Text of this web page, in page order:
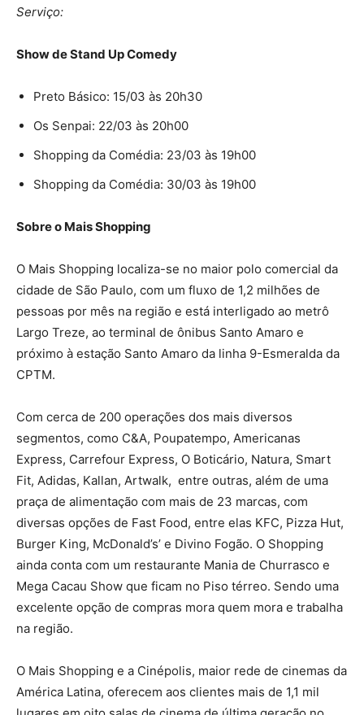
Serviço:
Show de Stand Up Comedy
Preto Básico: 15/03 às 20h30
Os Senpai: 22/03 às 20h00
Shopping da Comédia: 23/03 às 19h00
Shopping da Comédia: 30/03 às 19h00
Sobre o Mais Shopping
O Mais Shopping localiza-se no maior polo comercial da
cidade de São Paulo, com um fluxo de 1,2 milhões de
pessoas por mês na região e está interligado ao metrô
Largo Treze, ao terminal de ônibus Santo Amaro e
próximo à estação Santo Amaro da linha 9-Esmeralda da
CPTM.
Com cerca de 200 operações dos mais diversos
segmentos, como C&A, Poupatempo, Americanas
Express, Carrefour Express, O Boticário, Natura, Smart
Fit, Adidas, Kallan, Artwalk, entre outras, além de uma
praça de alimentação com mais de 23 marcas, com
diversas opções de Fast Food, entre elas KFC, Pizza Hut,
Burger King, McDonald’s’ e Divino Fogão. O Shopping
ainda conta com um restaurante Mania de Churrasco e
Mega Cacau Show que ficam no Piso térreo. Sendo uma
excelente opção de compras mora quem mora e trabalha
na região.
O Mais Shopping e a Cinépolis, maior rede de cinemas da
América Latina, oferecem aos clientes mais de 1,1 mil